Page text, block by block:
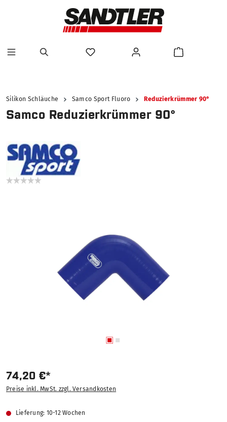
Silikon Schläuche Samco Sport Fluoro Reduzierkrümmer 90°
Samco Reduzierkrümmer 90°
74,20 €*
Preise inkl. MwSt. zzgl. Versandkosten
Lieferung: 10-12 Wochen